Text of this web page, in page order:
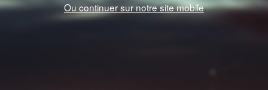
Ou continuer sur notre site mobile